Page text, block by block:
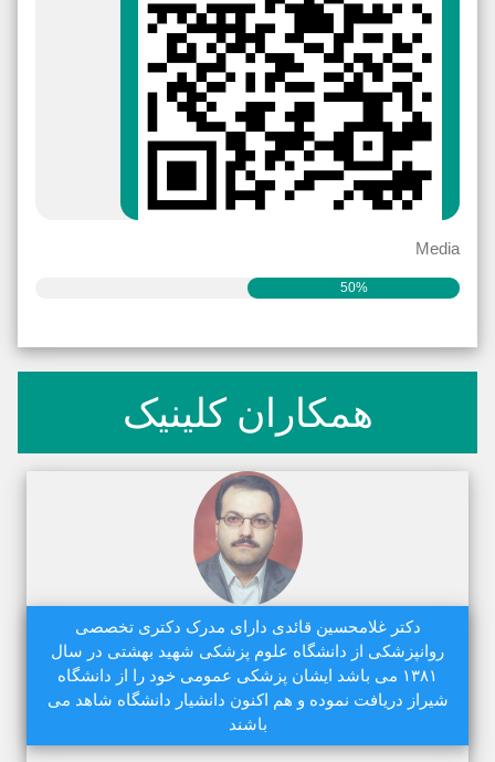
Media
50%
همکاران کلینیک
دکتر غلامحسین قائدی دارای مدرک دکتری تخصصی
روانپزشکی از دانشگاه علوم پزشکی شهید بهشتی در سال
۱۳۸۱ می باشد ایشان پزشکی عمومی خود را از دانشگاه
شیراز دریافت نموده و هم اکنون دانشیار دانشگاه شاهد می
باشند